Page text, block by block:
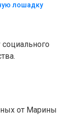
лошадку
от Марины